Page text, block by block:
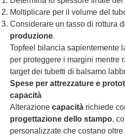
Moltiplicare per il volume del
Considerare un tasso di rottura
produzione.
Topfeel bilancia sapientemente
per proteggere i margini mentre
target dei tubetti di balsamo
Spese per attrezzature e
capacità
Alterazione capacità richiede
progettazione dello stampo,
personalizzate che costano